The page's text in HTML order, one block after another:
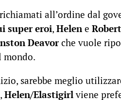
all’ordine dal
super eroi, Helen e Robert
Deavor che vuole
mondo.
sarebbe meglio
Helen/Elastigirlviene